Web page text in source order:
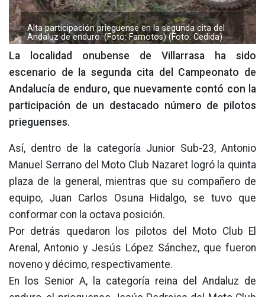
Alta participación prieguense en la segunda cita del
Andaluz de enduro. (Foto: Famotos) (Foto: Cedida)
La localidad onubense de Villarrasa ha sido
escenario de la segunda cita del Campeonato de
Andalucía de enduro, que nuevamente contó con la
participación de un destacado número de pilotos
prieguenses.
Así, dentro de la categoría Junior Sub-23, Antonio
Manuel Serrano del Moto Club Nazaret logró la quinta
plaza de la general, mientras que su compañero de
equipo, Juan Carlos Osuna Hidalgo, se tuvo que
conformar con la octava posición.
Por detrás quedaron los pilotos del Moto Club El
Arenal, Antonio y Jesús López Sánchez, que fueron
noveno y décimo, respectivamente.
En los Senior A, la categoría reina del Andaluz de